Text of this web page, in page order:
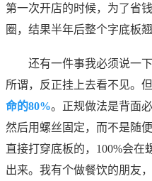
第一次开店的时候，为了省
圈，结果半年后整个字底板翘
还有一件事我必须说一
所谓，反正挂上去看不见。但
命的80%。正规做法是背面
然后用螺丝固定，而不是随
直接打穿底板的，100%会在
出来。我有个做餐饮的朋友